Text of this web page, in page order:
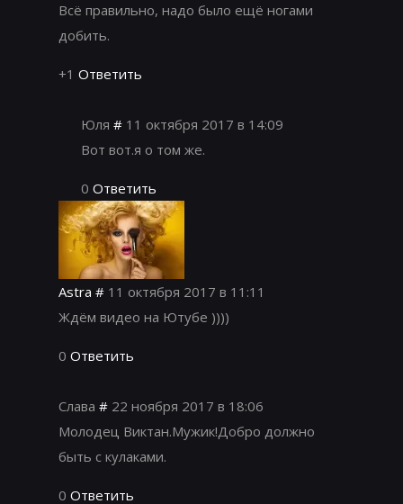
Всё правильно, надо было ещё ногами
добить.
+1 Ответить
Юля # 11 октября 2017 в 14:09
Вот вот.я о том же.
0 Ответить
Astra # 11 октября 2017 в 11:11
Ждём видео на Ютубе ))))
0 Ответить
Слава # 22 ноября 2017 в 18:06
Молодец Виктан.Мужик!Добро должно
быть с кулаками.
0 Ответить